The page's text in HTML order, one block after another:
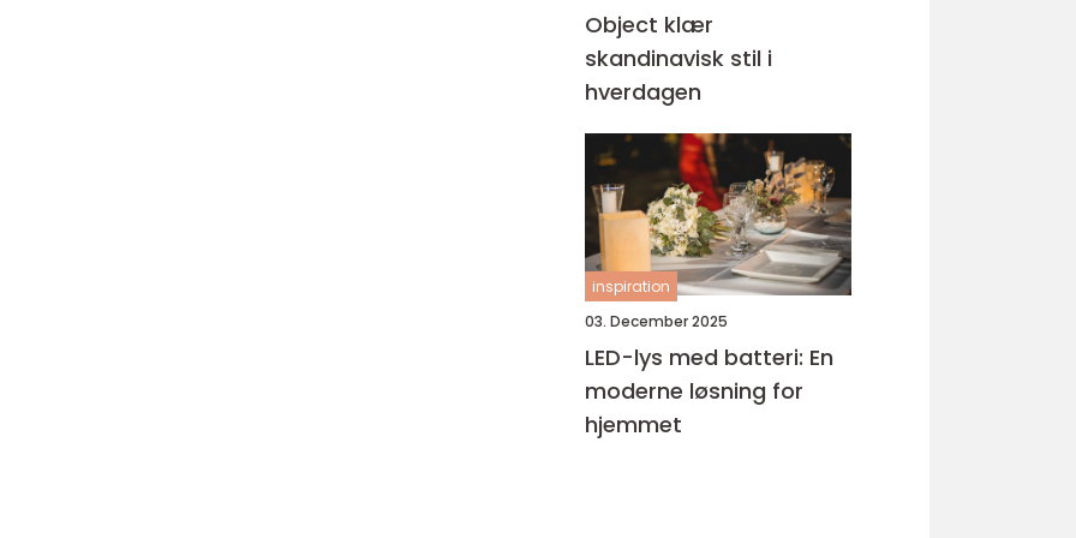
Object klær
skandinavisk stil i
hverdagen
inspiration
03. December 2025
LED-lys med batteri: En
moderne løsning for
hjemmet